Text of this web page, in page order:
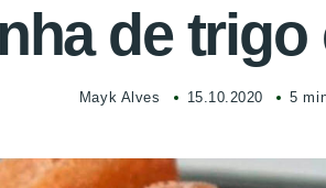
de trigo
Mayk Alves 15.10.2020 5